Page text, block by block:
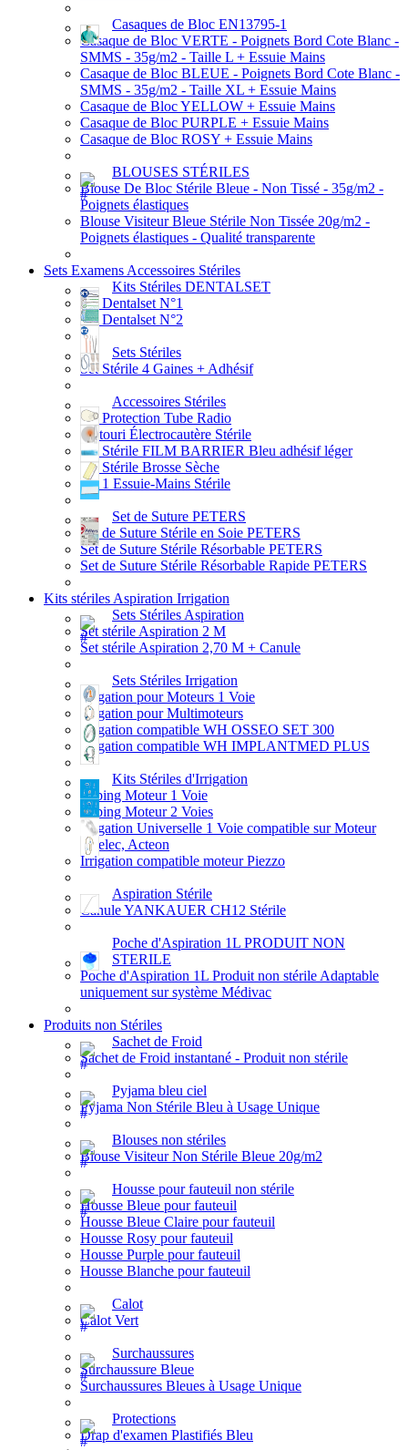
Casaques de Bloc EN13795-1
Casaque de Bloc VERTE - Poignets Bord Cote Blanc -
SMMS - 35g/m2 - Taille L + Essuie Mains
Casaque de Bloc BLEUE - Poignets Bord Cote Blanc -
SMMS - 35g/m2 - Taille XL + Essuie Mains
Casaque de Bloc YELLOW + Essuie Mains
Casaque de Bloc PURPLE + Essuie Mains
Casaque de Bloc ROSY + Essuie Mains
BLOUSES STÉRILES
Blouse De Bloc Stérile Bleue - Non Tissé - 35g/m2 -
Poignets élastiques
Blouse Visiteur Bleue Stérile Non Tissée 20g/m2 -
Poignets élastiques - Qualité transparente
Sets Examens Accessoires Stériles
Kits Stériles DENTALSET
Kit Dentalset N°1
Kit Dentalset N°2
Sets Stériles
Set Stérile 4 Gaines + Adhésif
Accessoires Stériles
Kit Protection Tube Radio
Bistouri Électrocautère Stérile
Set Stérile FILM BARRIER Bleu adhésif léger
Set Stérile Brosse Sèche
Set 1 Essuie-Mains Stérile
Set de Suture PETERS
Set de Suture Stérile en Soie PETERS
Set de Suture Stérile Résorbable PETERS
Set de Suture Stérile Résorbable Rapide PETERS
Kits stériles Aspiration Irrigation
Sets Stériles Aspiration
Set stérile Aspiration 2 M
Set stérile Aspiration 2,70 M + Canule
Sets Stériles Irrigation
Irrigation pour Moteurs 1 Voie
Irrigation pour Multimoteurs
Irrigation compatible WH OSSEO SET 300
Irrigation compatible WH IMPLANTMED PLUS
Kits Stériles d'Irrigation
Tubing Moteur 1 Voie
Tubing Moteur 2 Voies
Irrigation Universelle 1 Voie compatible sur Moteur
Satelec, Acteon
Irrigation compatible moteur Piezzo
Aspiration Stérile
Canule YANKAUER CH12 Stérile
Poche d'Aspiration 1L PRODUIT NON
STERILE
Poche d'Aspiration 1L Produit non stérile Adaptable
uniquement sur système Médivac
Produits non Stériles
Sachet de Froid
Sachet de Froid instantané - Produit non stérile
Pyjama bleu ciel
Pyjama Non Stérile Bleu à Usage Unique
Blouses non stériles
Blouse Visiteur Non Stérile Bleue 20g/m2
Housse pour fauteuil non stérile
Housse Bleue pour fauteuil
Housse Bleue Claire pour fauteuil
Housse Rosy pour fauteuil
Housse Purple pour fauteuil
Housse Blanche pour fauteuil
Calot
Calot Vert
Surchaussures
Surchaussure Bleue
Surchaussures Bleues à Usage Unique
Protections
Drap d'examen Plastifiés Bleu